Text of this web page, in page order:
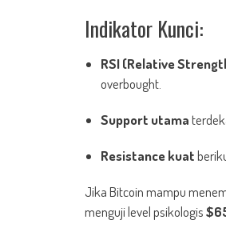
Indikator Kunci:
RSI (Relative
overbought.
Support utama
Resistance kuat
Jika Bitcoin mampu
menguji level psikologis